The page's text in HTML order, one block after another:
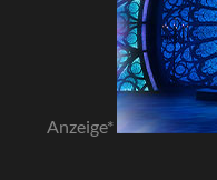
Anzeige*